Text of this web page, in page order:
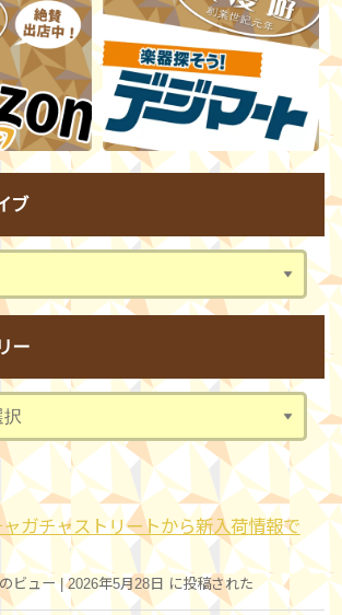
ブ
ー
ガチャストリートから新入荷情報で
ビュー|2026年5月28日 に投稿された